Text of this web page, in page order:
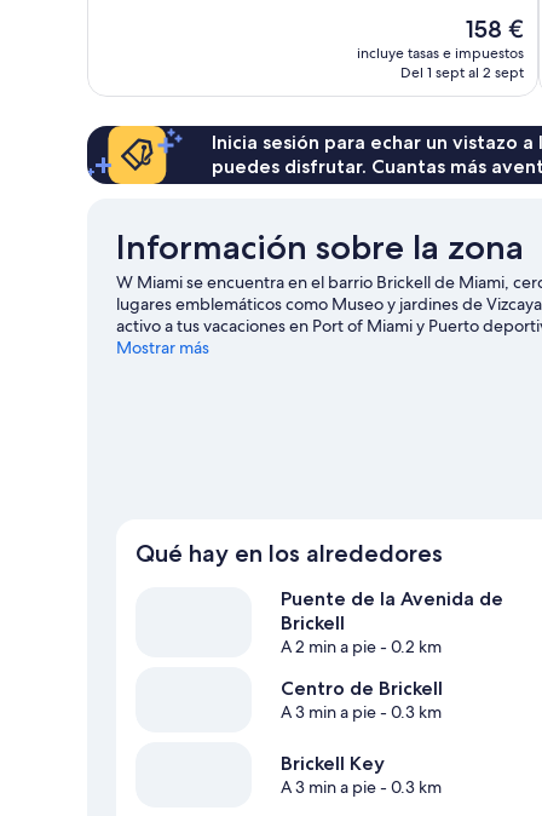
El
precio
actual
158 €
158 €
incluye tasas e impuestos
Del 1 sept al 2 sept
Inicia sesión para echar un vistazo
puedes disfrutar. Cuantas más
Información sobre la zona
W Miami se encuentra en el barrio Brickell de Miami,
lugares emblemáticos como Museo y jardines de
activo a tus vacaciones en Port of Miami y Puerto
evento especial? Puedes buscar el calendario de Kaseya
Mostrar más
Qué hay en los alrededores
Puente de la Avenida de
Brickell
A 2 min a pie- 0.2 km
Centro de Brickell
A 3 min a pie- 0.3 km
Brickell Key
A 3 min a pie- 0.3 km